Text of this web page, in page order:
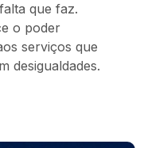
que faz.
o poder
serviços que
desigualdades.